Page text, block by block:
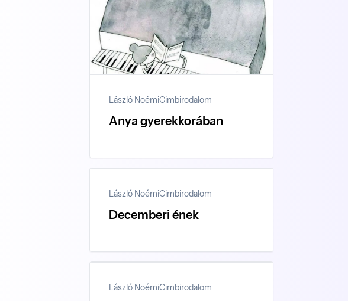
László NoémiCimbirodalom
Anya gyerekkorában
László NoémiCimbirodalom
Decemberi ének
László NoémiCimbirodalom